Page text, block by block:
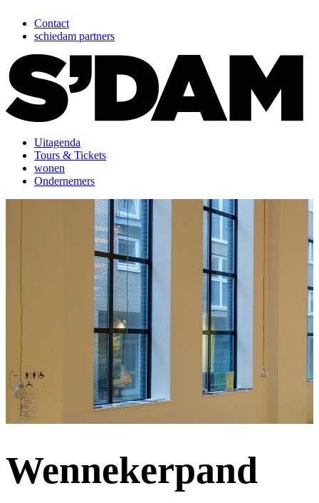
Contact
schiedam partners
Uitagenda
Tours & Tickets
wonen
Ondernemers
Wennekerpand